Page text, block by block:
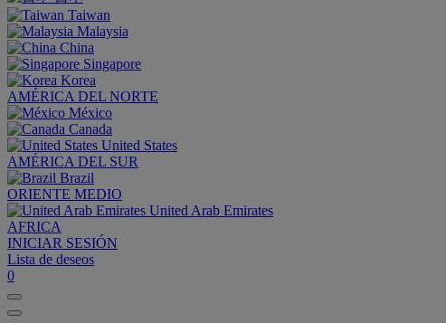
Taiwan
Malaysia
China
Singapore
Korea
AMÉRICA DEL NORTE
México
Canada
United States
AMÉRICA DEL SUR
Brazil
ORIENTE MEDIO
United Arab Emirates
AFRICA
INICIAR SESIÓN
Lista de deseos
0